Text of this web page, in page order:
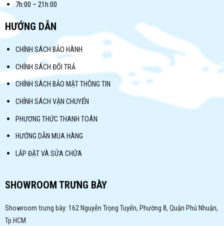
7h:00 – 21h:00
HƯỚNG DẪN
CHÍNH SÁCH BẢO HÀNH
CHÍNH SÁCH ĐỔI TRẢ
CHÍNH SÁCH BẢO MẬT THÔNG TIN
CHÍNH SÁCH VẬN CHUYỂN
PHƯƠNG THỨC THANH TOÁN
HƯỚNG DẪN MUA HÀNG
LẮP ĐẶT VÀ SỬA CHỮA
SHOWROOM TRƯNG BÀY
Showroom trưng bày: 162 Nguyễn Trọng Tuyển, Phường 8, Quận Phú Nhuận,
Tp.HCM